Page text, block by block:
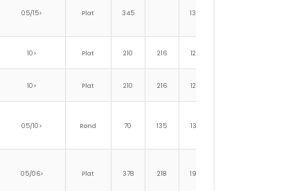
05/15> Plat 345 139
10> Plat 210 216 124
10> Plat 210 216 124
05/10> Rond 70 135 135
05/06> Plat 378 218 194